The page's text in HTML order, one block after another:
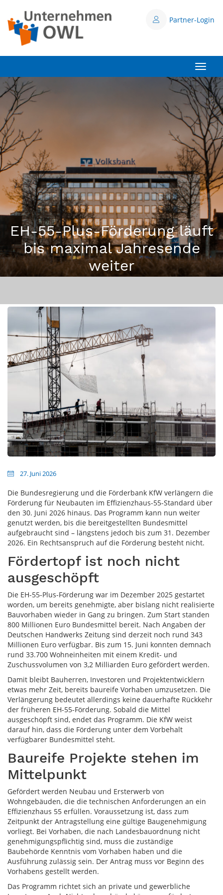
Partner-Login
EH-55-Plus-Förderung läuft
bis maximal Jahresende
weiter
27. Juni 2026
Die Bundesregierung und die Förderbank KfW verlängern die
Förderung für Neubauten im Effizienzhaus-55-Standard über
den 30. Juni 2026 hinaus. Das Programm kann nun weiter
genutzt werden, bis die bereitgestellten Bundesmittel
aufgebraucht sind – längstens jedoch bis zum 31. Dezember
2026. Ein Rechtsanspruch auf die Förderung besteht nicht.
Fördertopf ist noch nicht
ausgeschöpft
Die EH-55-Plus-Förderung war im Dezember 2025 gestartet
worden, um bereits genehmigte, aber bislang nicht realisierte
Bauvorhaben wieder in Gang zu bringen. Zum Start standen
800 Millionen Euro Bundesmittel bereit. Nach Angaben der
Deutschen Handwerks Zeitung sind derzeit noch rund 343
Millionen Euro verfügbar. Bis zum 15. Juni konnten demnach
rund 33.700 Wohneinheiten mit einem Kredit- und
Zuschussvolumen von 3,2 Milliarden Euro gefördert werden.
Damit bleibt Bauherren, Investoren und Projektentwicklern
etwas mehr Zeit, bereits baureife Vorhaben umzusetzen. Die
Verlängerung bedeutet allerdings keine dauerhafte Rückkehr
der früheren EH-55-Förderung. Sobald die Mittel
ausgeschöpft sind, endet das Programm. Die KfW weist
darauf hin, dass die Förderung unter dem Vorbehalt
verfügbarer Bundesmittel steht.
Baureife Projekte stehen im
Mittelpunkt
Gefördert werden Neubau und Ersterwerb von
Wohngebäuden, die die technischen Anforderungen an ein
Effizienzhaus 55 erfüllen. Voraussetzung ist, dass zum
Zeitpunkt der Antragstellung eine gültige Baugenehmigung
vorliegt. Bei Vorhaben, die nach Landesbauordnung nicht
genehmigungspflichtig sind, muss die zuständige
Baubehörde Kenntnis vom Vorhaben haben und die
Ausführung zulässig sein. Der Antrag muss vor Beginn des
Vorhabens gestellt werden.
Das Programm richtet sich an private und gewerbliche